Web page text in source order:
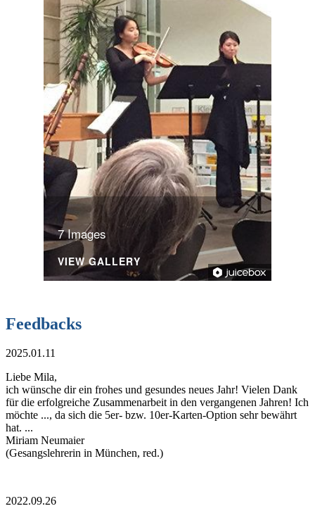
7 Images
VIEW GALLERY
Feedbacks
2025.01.11
Liebe Mila,
ich wünsche dir ein frohes und gesundes neues Jahr! Vielen Dank
für die erfolgreiche Zusammenarbeit in den vergangenen Jahren! Ich
möchte ..., da sich die 5er- bzw. 10er-Karten-Option sehr bewährt
hat. ...
Miriam Neumaier
(Gesangslehrerin in München, red.)
2022.09.26